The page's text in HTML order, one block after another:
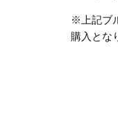
※上記ブ
購入とな